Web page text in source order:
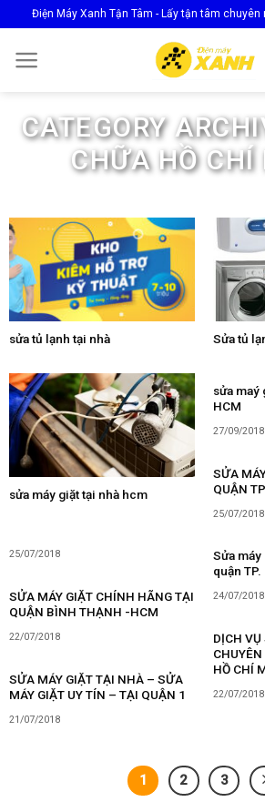
to
content
Điện Máy Xanh Tận Tâm - Lấy tận tâm
CATEGORY
CHỮA HỒ CHÍ
sửa tủ lạnh tại nhà Sửa tủ
sửa máy giặt tại nhà hcm
sửa maý
HCM
27/09/2018
SỬA
QUẬN
25/07/2018
25/07/2018
Sửa máy
quận TP.
24/07/2018
SỬA MÁY GIẶT CHÍNH HÃNG TẠI
QUẬN BÌNH THẠNH -HCM
22/07/2018
DỊCH
HỒ CHÍ
22/07/2018
SỬA MÁY GIẶT TẠI NHÀ – SỬA
MÁY GIẶT UY TÍN – TẠI QUẬN 1
21/07/2018
1 2 3